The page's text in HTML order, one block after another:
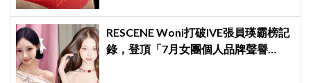
RESCENE Woni打破IVE張員瑛霸榜記
錄，登頂「7月女團個人品牌聲譽